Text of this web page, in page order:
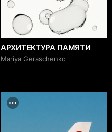
АРХИТЕКТУРА ПАМЯТИ
Mariya Geraschenko